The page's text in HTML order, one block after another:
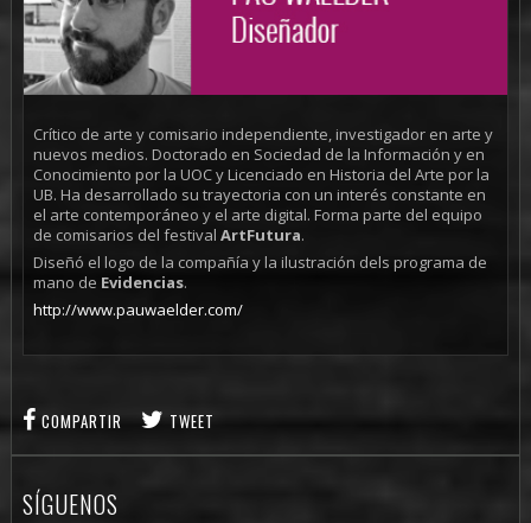
Crítico de arte y comisario independiente, investigador en arte y
nuevos medios. Doctorado en Sociedad de la Información y en
Conocimiento por la UOC y Licenciado en Historia del Arte por la
UB. Ha desarrollado su trayectoria con un interés constante en
el arte contemporáneo y el arte digital. Forma parte del equipo
de comisarios del festival ArtFutura.
Diseñó el logo de la compañía y la ilustración dels programa de
mano de Evidencias.
http://www.pauwaelder.com/
COMPARTIR TWEET
SÍGUENOS